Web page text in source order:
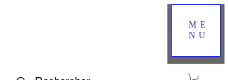
ME
NU